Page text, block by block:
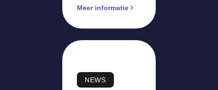
Meer informatie
NEWS